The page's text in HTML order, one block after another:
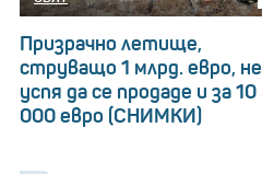
Призрачно летище,
струващо 1 млрд. евро, не
успя да се продаде и за 10
000 евро (СНИМКИ)